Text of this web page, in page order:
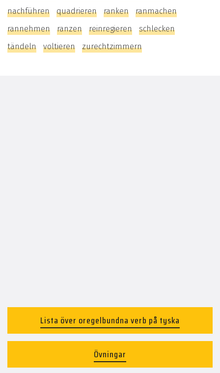
nachführen
quadrieren ranken
ranmachen
rannehmen
ranzen reinregieren
schlecken
tändeln
voltieren zurechtzimmern
Lista över oregelbundna verb på tyska
Övningar